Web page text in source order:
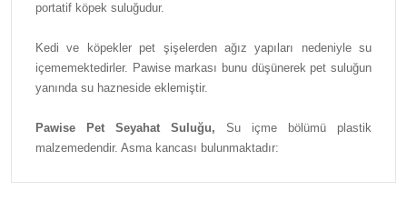
portatif köpek suluğudur.
Kedi ve köpekler pet şişelerden ağız yapıları nedeniyle su
içememektedirler. Pawise markası bunu düşünerek pet suluğun
yanında su hazneside eklemiştir.
Pawise Pet Seyahat Suluğu, Su içme bölümü plastik
malzemedendir. Asma kancası bulunmaktadır: